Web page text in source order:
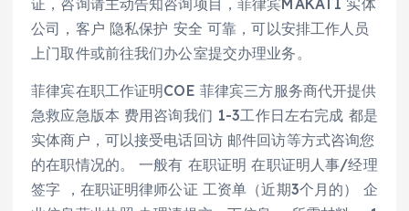
证，咨询请主动告知咨询项目，菲律宾MAKATI 实体
公司，客户 隐私保护 安全 可靠，可以安排工作人员
上门取件或前往我们办公室提交办理业务。
菲律宾在职工作证明COE 菲律宾三方服务商代开提供
急救应急版本 费用咨询我们 1-3工作日左右完成 都是
实体商户，可以接受电话回访 邮件回访等方式咨询您
的在职情况的。 一般有 在职证明 在职证明人事/经理
签字 ，在职证明律师公证 工资单（近期3个月的） 企